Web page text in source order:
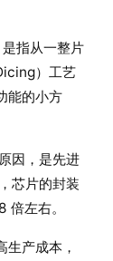
指从一整片
）工艺
能的小方
因，是先进
芯片的封装
左右。
产成本，